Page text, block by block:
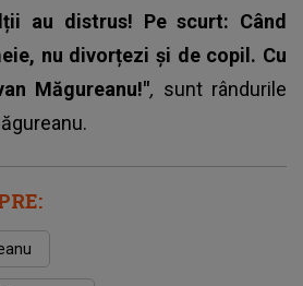
au distrus! Pe scurt: Când
nu divorțezi și de copil. Cu
Măgureanu!", sunt rândurile
.